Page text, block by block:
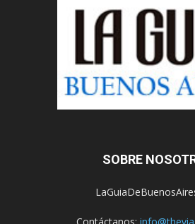
SOBRE
Contáctanos: